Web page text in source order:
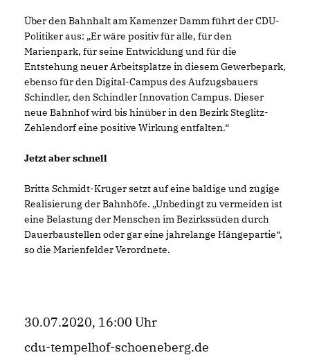
Über den Bahnhalt am Kamenzer Damm führt der CDU-
Politiker aus: „Er wäre positiv für alle, für den
Marienpark, für seine Entwicklung und für die
Entstehung neuer Arbeitsplätze in diesem Gewerbepark,
ebenso für den Digital-Campus des Aufzugsbauers
Schindler, den Schindler Innovation Campus. Dieser
neue Bahnhof wird bis hinüber in den Bezirk Steglitz-
Zehlendorf eine positive Wirkung entfalten.“
Jetzt aber schnell
Britta Schmidt-Krüger setzt auf eine baldige und zügige
Realisierung der Bahnhöfe. „Unbedingt zu vermeiden ist
eine Belastung der Menschen im Bezirkssüden durch
Dauerbaustellen oder gar eine jahrelange Hängepartie“,
so die Marienfelder Verordnete.
30.07.2020, 16:00 Uhr
cdu-tempelhof-schoeneberg.de